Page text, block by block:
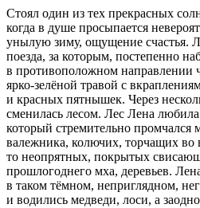
Стоял один из тех прекрасных
когда в душе просыпается
унылую зиму, ощущение счастья.
поезда, за которым, постепенно
в противоположном направлении
ярко-зелёной травой с
и красных пятнышек. Через
сменилась лесом. Лес Лена
который стремительно промчался
валежника, колючих, торчащих во
то неопрятных, покрытых
прошлогоднего мха, деревьев.
в таком тёмном, неприглядном,
и водились медведи, лоси, а